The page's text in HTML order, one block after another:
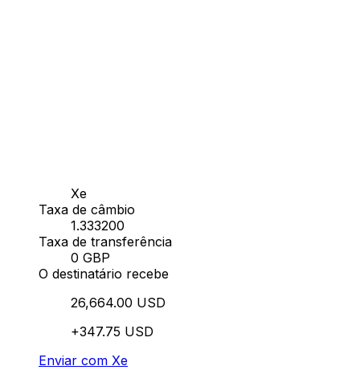
Xe
Taxa de câmbio
1.333200
Taxa de transferência
0 GBP
O destinatário recebe
26,664.00 USD
+347.75 USD
Enviar com Xe